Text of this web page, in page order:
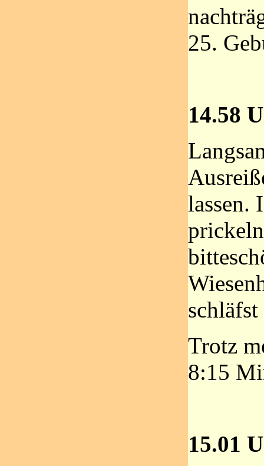
25.
14.58
lassen.
schläfst
Trotz
8:15
15.01